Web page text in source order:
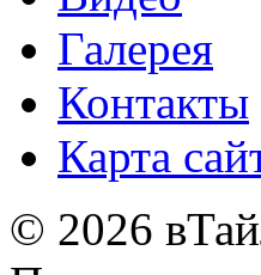
Галерея
Контакты
Карта
© 2026